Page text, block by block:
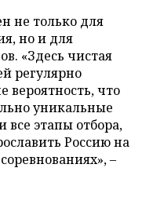
не только для
но и для
«Здесь чистая
регулярно
что
уникальные
все этапы отбора,
Россию на
–